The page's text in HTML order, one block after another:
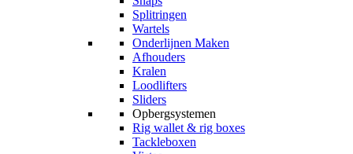
Splitringen
Wartels
Onderlijnen Maken
Afhouders
Kralen
Loodlifters
Sliders
Opbergsystemen
Rig wallet & rig boxes
Tackleboxen